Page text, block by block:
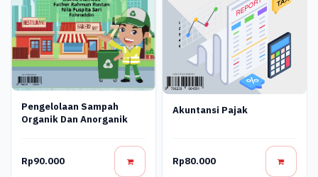
Pengelolaan Sampah
Organik Dan Anorganik
Rp90.000
Akuntansi Pajak
Rp80.000